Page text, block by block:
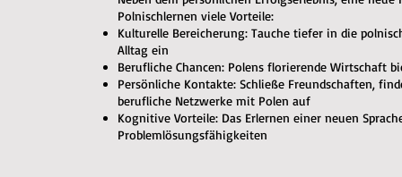
Polnischlernen viele Vorteile:
Kulturelle Bereicherung: Tauche tiefer in die
Alltag ein
Berufliche Chancen: Polens florierende Wirtschaft
Persönliche Kontakte: Schließe Freundschaften,
berufliche Netzwerke mit Polen auf
Kognitive Vorteile: Das Erlernen einer neuen
Problemlösungsfähigkeiten